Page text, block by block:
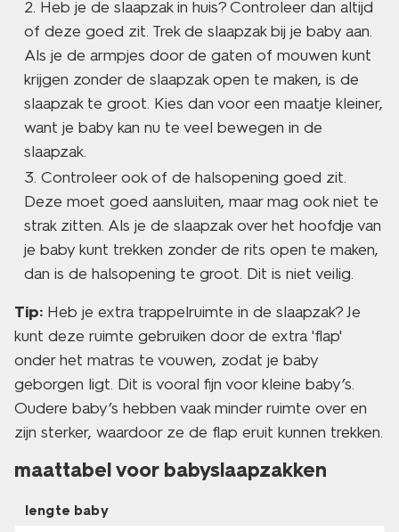
Heb je de slaapzak in huis? Controleer dan altijd
of deze goed zit. Trek de slaapzak bij je baby aan.
Als je de armpjes door de gaten of mouwen kunt
krijgen zonder de slaapzak open te maken, is de
slaapzak te groot. Kies dan voor een maatje kleiner,
want je baby kan nu te veel bewegen in de
slaapzak.
Controleer ook of de halsopening goed zit.
Deze moet goed aansluiten, maar mag ook niet te
strak zitten. Als je de slaapzak over het hoofdje van
je baby kunt trekken zonder de rits open te maken,
dan is de halsopening te groot. Dit is niet veilig.
Tip: Heb je extra trappelruimte in de slaapzak? Je
kunt deze ruimte gebruiken door de extra 'flap'
onder het matras te vouwen, zodat je baby
geborgen ligt. Dit is vooral fijn voor kleine baby’s.
Oudere baby’s hebben vaak minder ruimte over en
zijn sterker, waardoor ze de flap eruit kunnen trekken.
maattabel voor babyslaapzakken
lengte baby